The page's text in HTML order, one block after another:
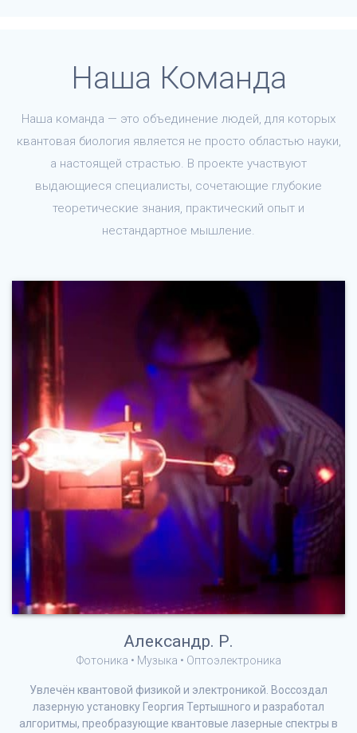
Наша Команда
Наша команда — это объединение людей, для которых
квантовая биология является не просто областью науки,
а настоящей страстью. В проекте участвуют
выдающиеся специалисты, сочетающие глубокие
теоретические знания, практический опыт и
нестандартное мышление.
Александр. Р.
Фотоника • Музыка • Оптоэлектроника
Увлечён квантовой физикой и электроникой. Воссоздал
лазерную установку Георгия Тертышного и разработал
алгоритмы, преобразующие квантовые лазерные спектры в